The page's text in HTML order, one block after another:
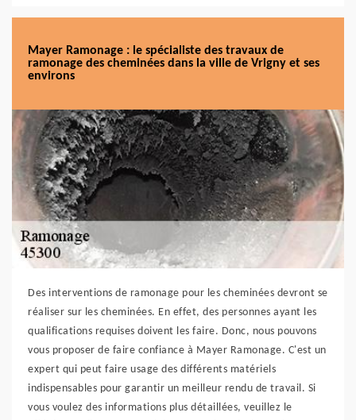
Mayer Ramonage : le spécialiste des travaux de
ramonage des cheminées dans la ville de Vrigny et ses
environs
Des interventions de ramonage pour les cheminées devront se
réaliser sur les cheminées. En effet, des personnes ayant les
qualifications requises doivent les faire. Donc, nous pouvons
vous proposer de faire confiance à Mayer Ramonage. C'est un
expert qui peut faire usage des différents matériels
indispensables pour garantir un meilleur rendu de travail. Si
vous voulez des informations plus détaillées, veuillez le